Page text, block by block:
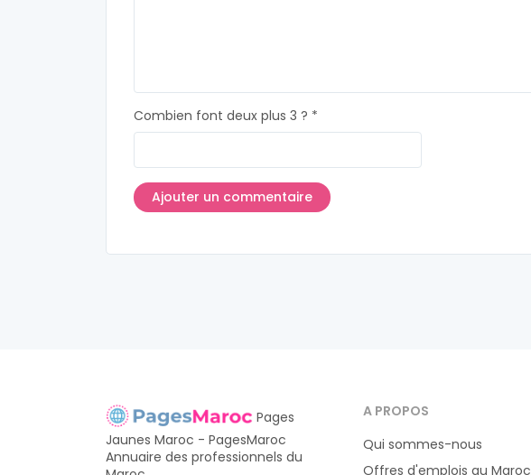
Combien font deux plus 3 ? *
Pages
Jaunes Maroc - PagesMaroc
Annuaire des professionnels du
A PROPOS
Qui sommes-nous
Offres d'emplois au Maroc